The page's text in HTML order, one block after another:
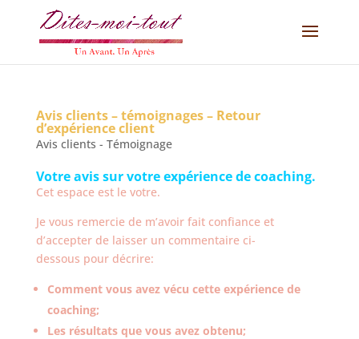
Avis clients – témoignages – Retour
d’expérience client
Avis clients - Témoignage
Votre avis sur votre expérience de coaching.
Cet espace est le votre.
Je vous remercie de m’avoir fait confiance et
d’accepter de laisser un commentaire ci-
dessous pour décrire:
Comment vous avez vécu cette expérience de
coaching;
Les résultats que vous avez obtenu;